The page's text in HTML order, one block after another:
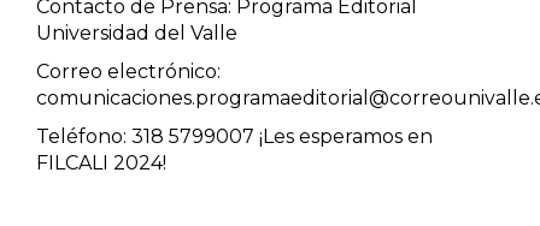
Violencia
Contacto de Prensa: Programa Editorial
Universidad del Valle
Correo electrónico:
Teléfono: 318 5799007 ¡Les esperamos en
FILCALI 2024!